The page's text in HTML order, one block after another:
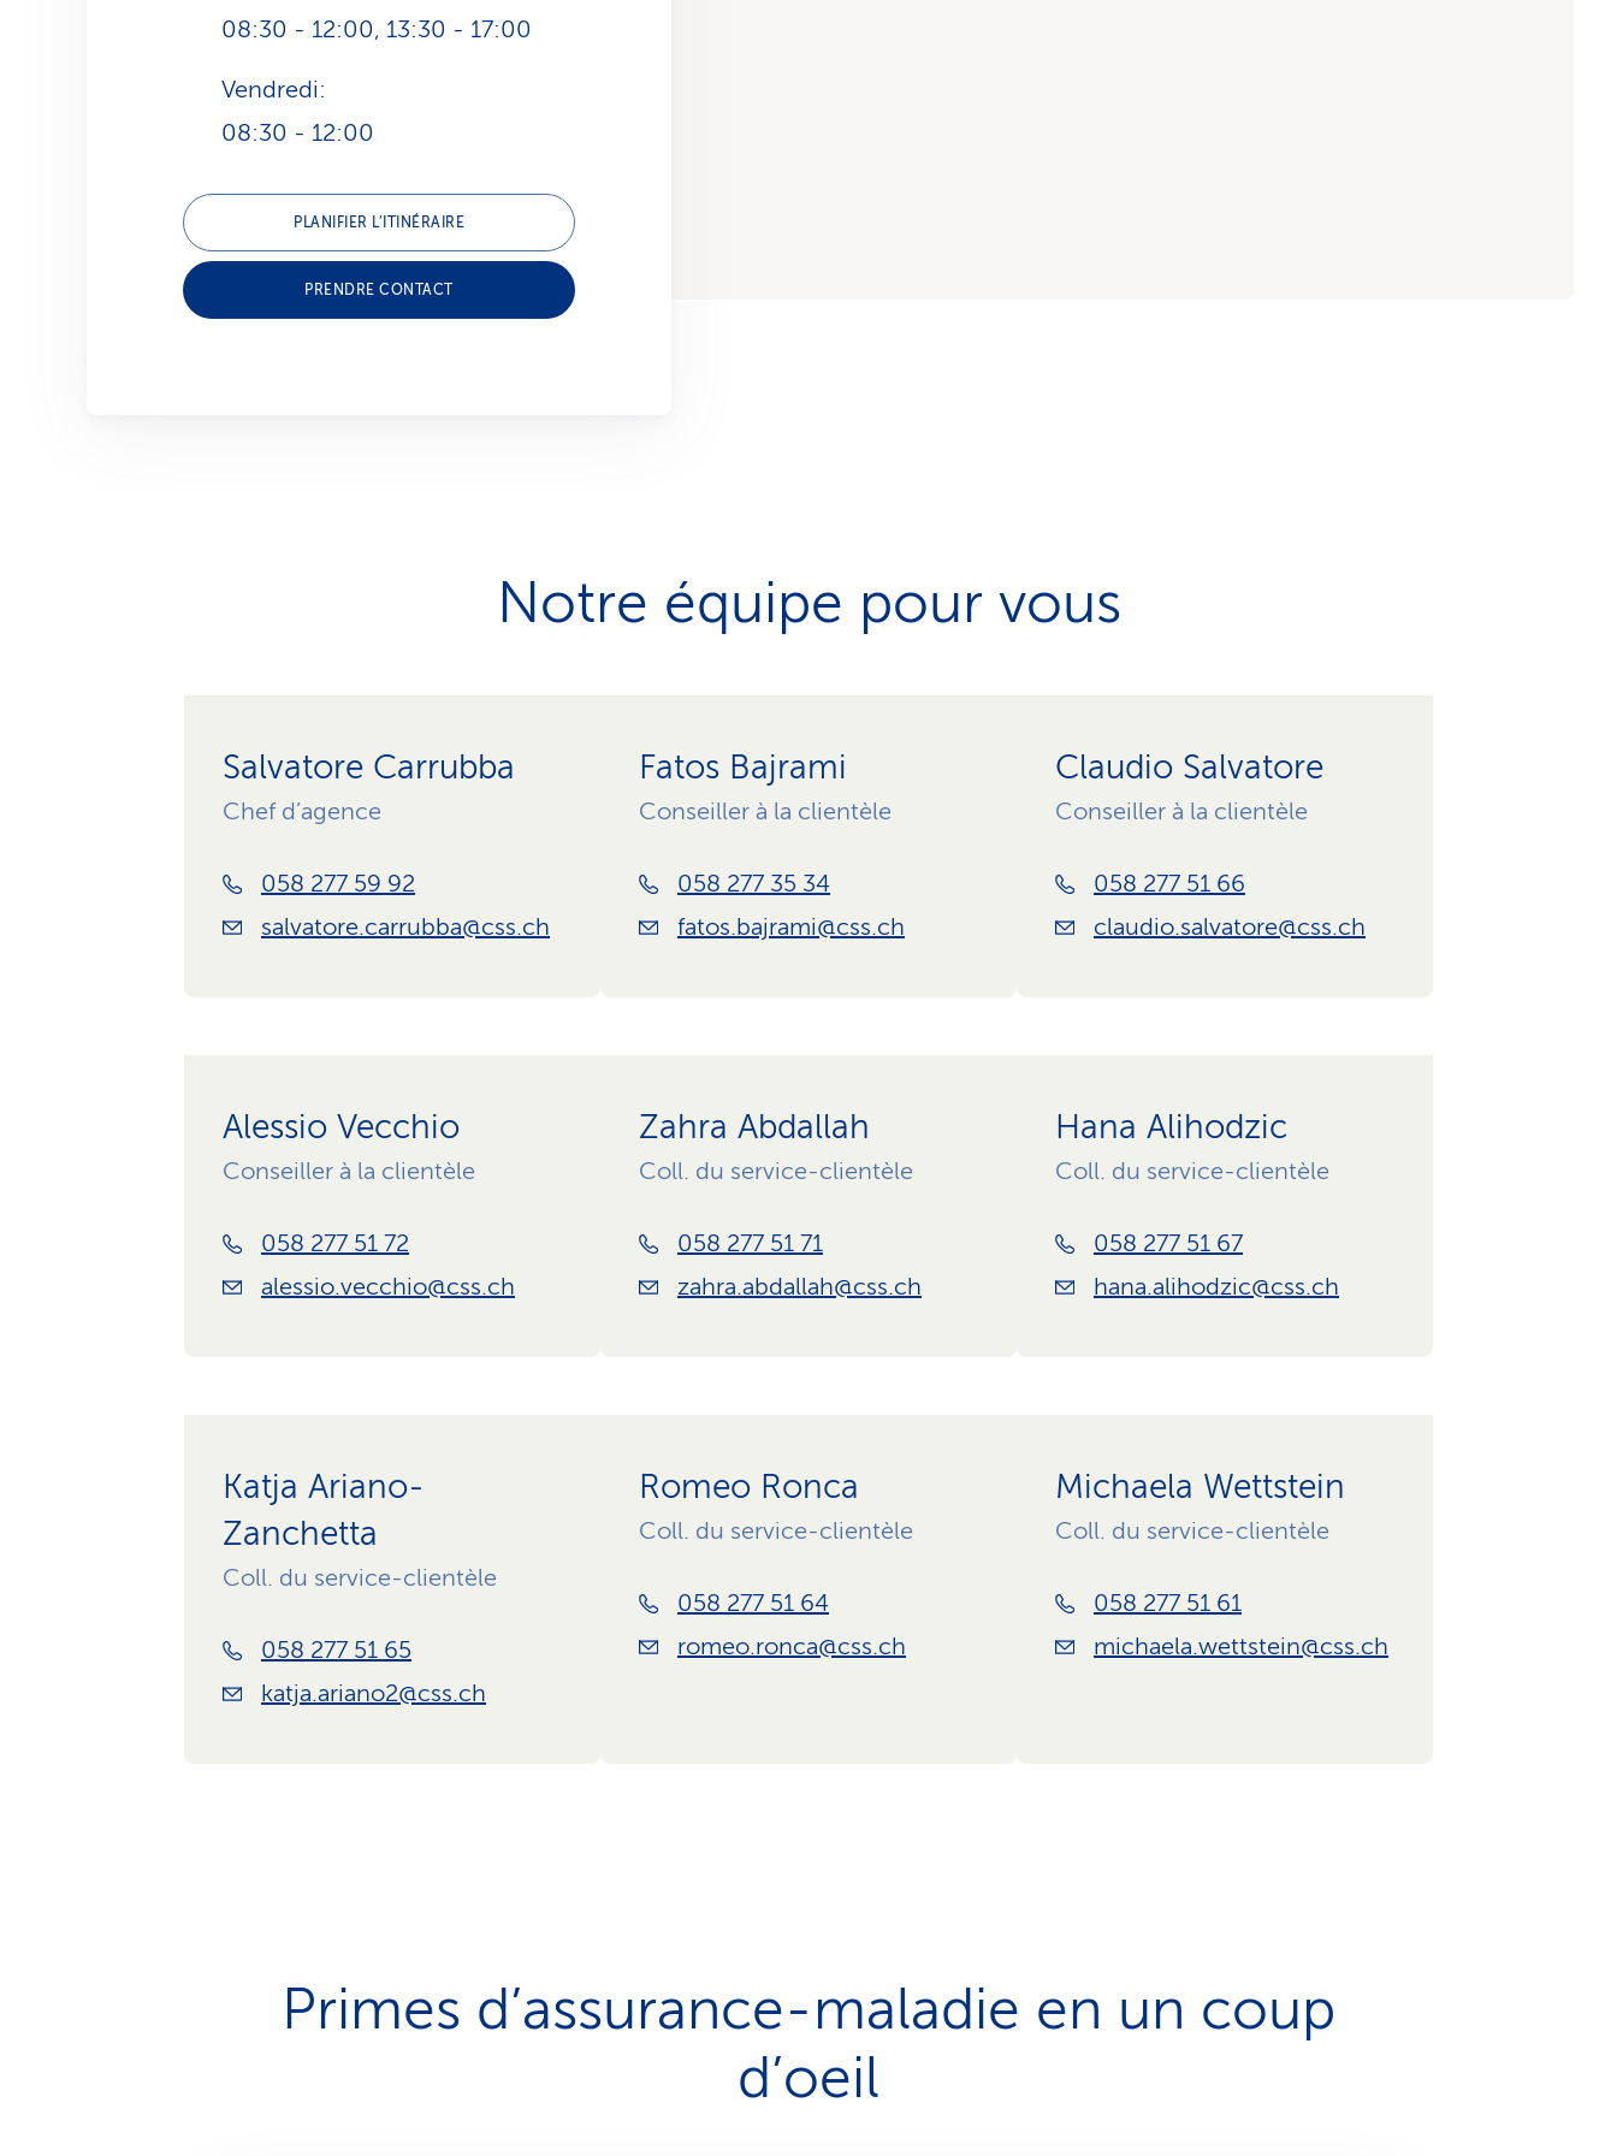
08:30 - 12:00, 13:30 - 17:00
Vendredi:
08:30 - 12:00
PLANIFIER L’ITINÉRAIRE
PRENDRE CONTACT
Notre équipe pour vous
Salvatore Carrubba
Chef d’agence
058 277 59 92
salvatore.carrubba@css.ch
Fatos Bajrami
Conseiller à la clientèle
058 277 35 34
fatos.bajrami@css.ch
Claudio Salvatore
Conseiller à la clientèle
058 277 51 66
claudio.salvatore@css.ch
Alessio Vecchio
Conseiller à la clientèle
058 277 51 72
alessio.vecchio@css.ch
Zahra Abdallah
Coll. du service-clientèle
058 277 51 71
zahra.abdallah@css.ch
Hana Alihodzic
Coll. du service-clientèle
058 277 51 67
hana.alihodzic@css.ch
Katja Ariano-
Zanchetta
Coll. du service-clientèle
058 277 51 65
katja.ariano2@css.ch
Romeo Ronca
Coll. du service-clientèle
058 277 51 64
romeo.ronca@css.ch
Michaela Wettstein
Coll. du service-clientèle
058 277 51 61
michaela.wettstein@css.ch
Primes d’assurance-maladie en un coup
d’oeil